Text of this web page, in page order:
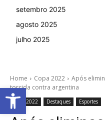
setembro 2025
agosto 2025
julho 2025